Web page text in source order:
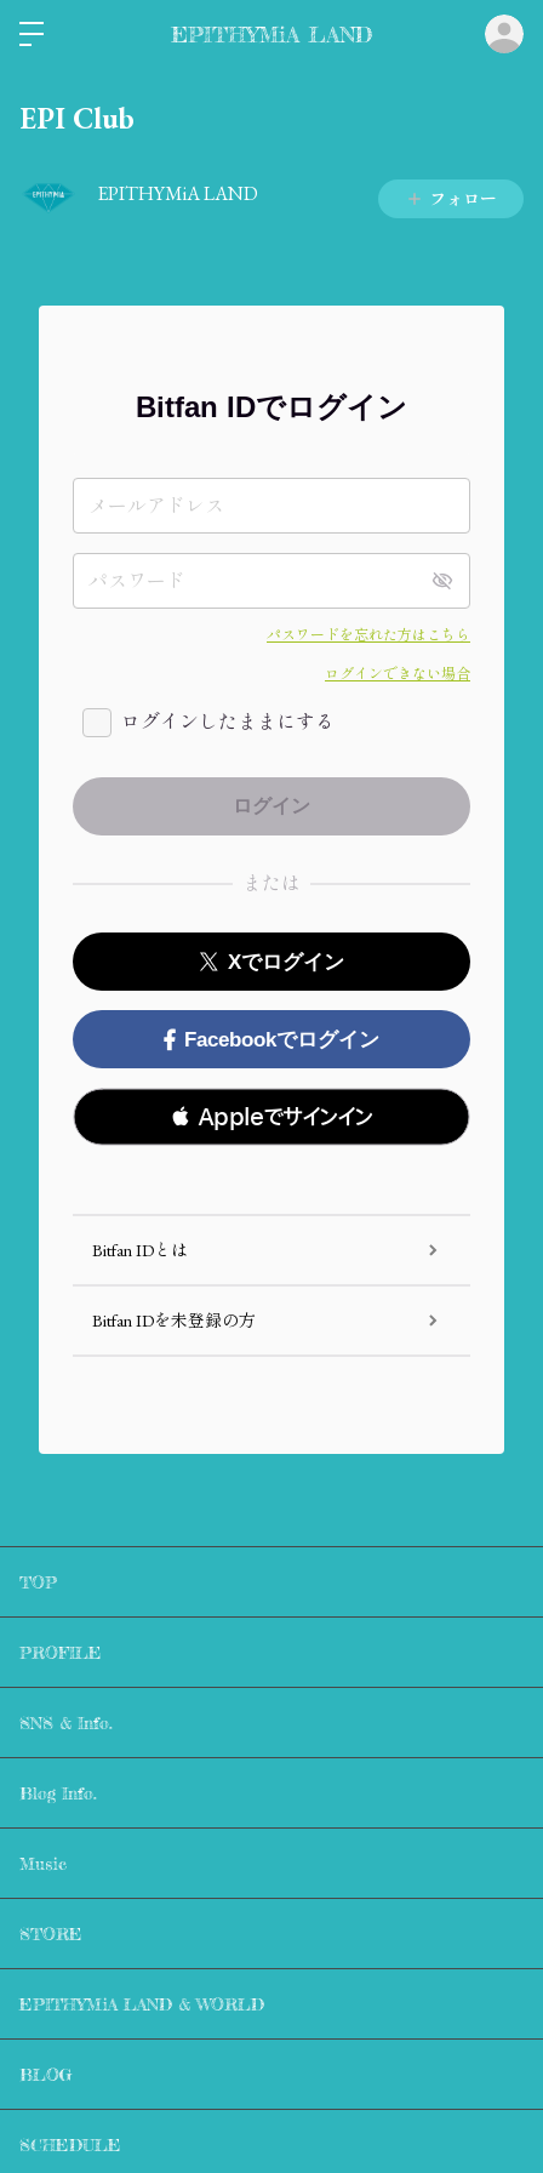
EPITHYMiA LAND
EPI Club
EPITHYMiA LAND フォロー
Bitfan IDでログイン
パスワードを忘れた方はこちら
ログインできない場合
ログインしたままにする
または
Xでログイン
Facebookでログイン
 Appleでサインイン
Bitfan IDとは
Bitfan IDを未登録の方
TOP
PROFILE
SNS & Info.
Blog Info.
Music
STORE
EPITHYMiA LAND & WORLD
BLOG
SCHEDULE